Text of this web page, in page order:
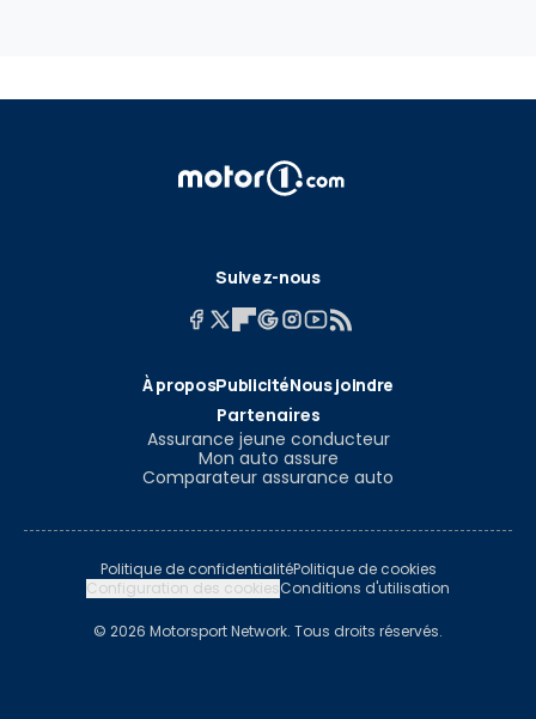
Suivez-nous
À proposPublicitéNous joindre
Partenaires
Assurance jeune conducteur
Mon auto assure
Comparateur assurance auto
Politique de confidentialitéPolitique de cookies
Configuration des cookiesConditions d'utilisation
© 2026 Motorsport Network. Tous droits réservés.